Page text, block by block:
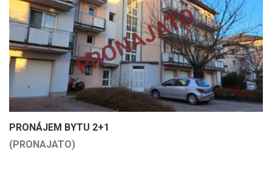
PRONAJATO
PRONÁJEM BYTU 2+1
(PRONAJATO)